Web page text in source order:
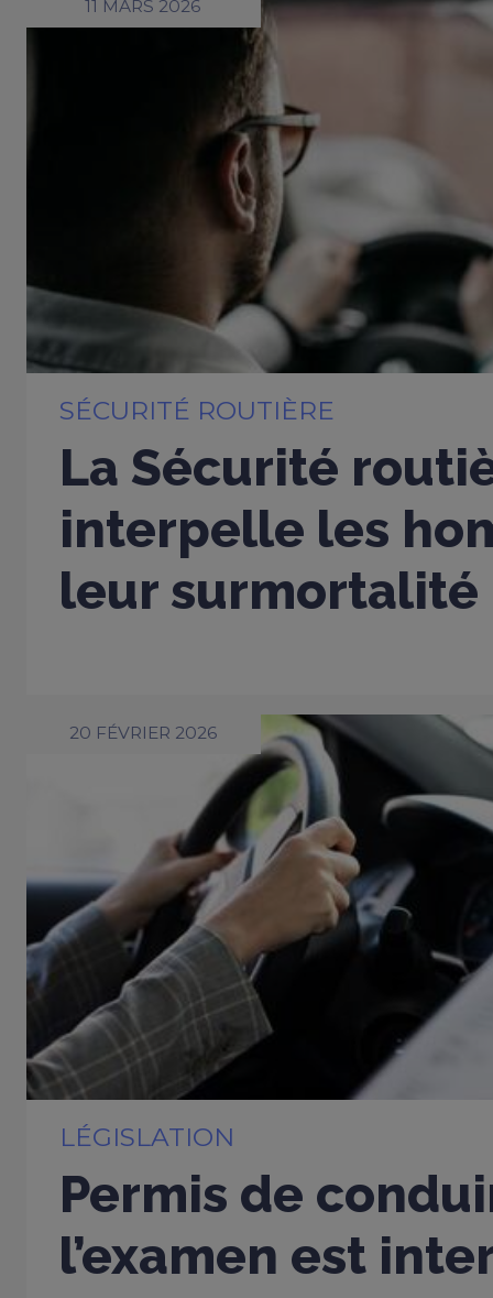
11 MARS 2026
SÉCURITÉ ROUTIÈRE
La Sécurité
interpelle les
leur
20 FÉVRIER 2026
LÉGISLATION
Permis de
l’examen est